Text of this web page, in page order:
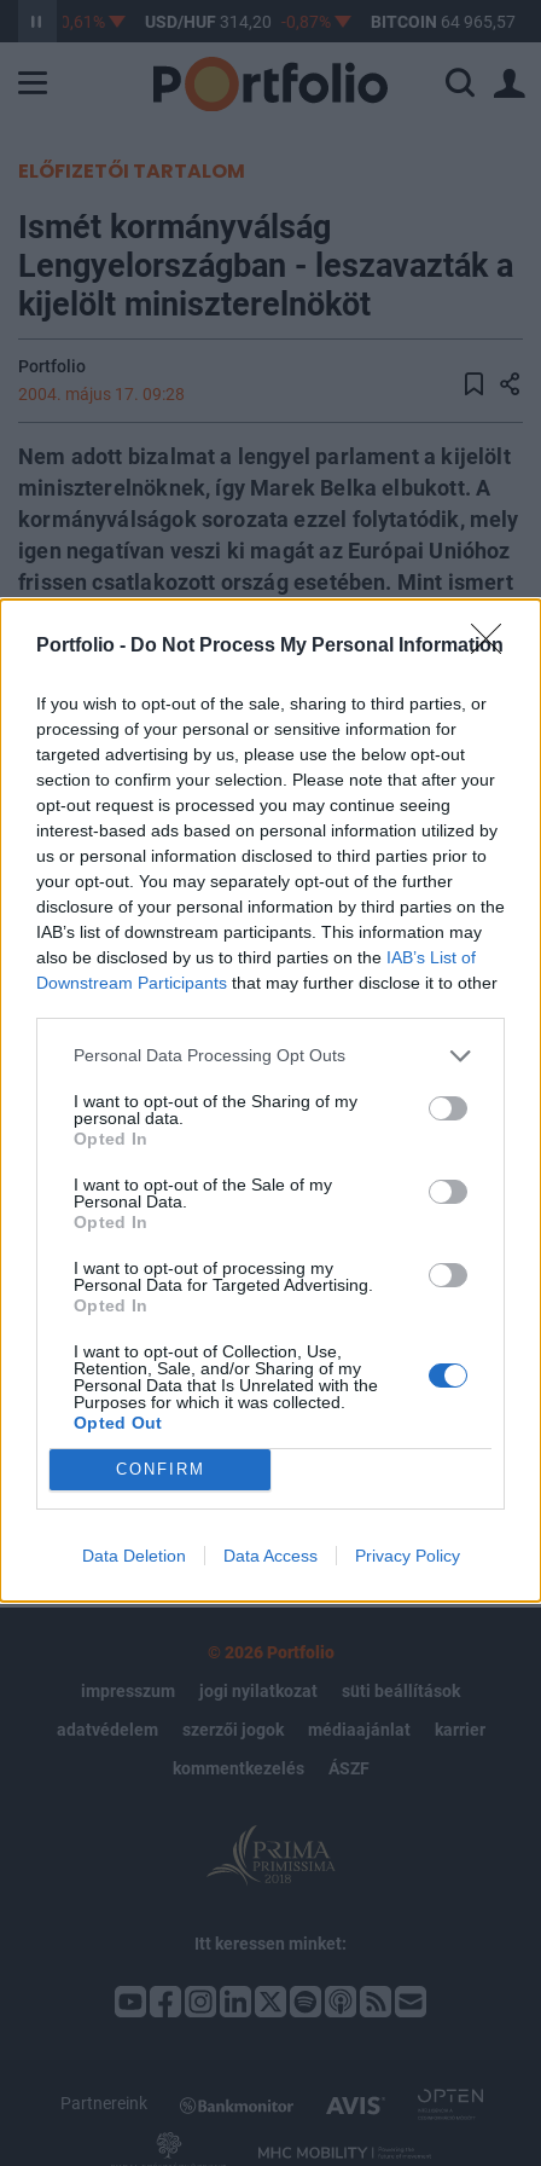
Portfolio - Do Not Process My Personal Information
If you wish to opt-out of the sale, sharing to third parties, or
processing of your personal or sensitive information for
targeted advertising by us, please use the below opt-out
section to confirm your selection. Please note that after your
opt-out request is processed you may continue seeing
interest-based ads based on personal information utilized by
us or personal information disclosed to third parties prior to
your opt-out. You may separately opt-out of the further
disclosure of your personal information by third parties on the
IAB’s list of downstream participants. This information may
also be disclosed by us to third parties on the IAB’s List of
Downstream Participants that may further disclose it to other
Personal Data Processing Opt Outs
I want to opt-out of the Sharing of my
personal data.
Opted In
I want to opt-out of the Sale of my
Personal Data.
Opted In
I want to opt-out of processing my
Personal Data for Targeted Advertising.
Opted In
I want to opt-out of Collection, Use,
Retention, Sale, and/or Sharing of my
Personal Data that Is Unrelated with the
Purposes for which it was collected.
Opted Out
CONFIRM
Data Deletion Data Access Privacy Policy
-0,61% USD/HUF 314,20 -0,87% BITCOIN 64 965,57
ELŐFIZETŐI TARTALOM
Ismét kormányválság
Lengyelországban - leszavazták a
kijelölt miniszterelnököt
Portfolio
2004. május 17. 09:28
Nem adott bizalmat a lengyel parlament a kijelölt
miniszterelnöknek, így Marek Belka elbukott. A
kormányválságok sorozata ezzel folytatódik, mely
igen negatívan veszi ki magát az Európai Unióhoz
frissen csatlakozott ország esetében. Mint ismert
csatlakozás másnapján, május 2-án adta fel
gazdaságnak, a nemzeti valutának és félő, hogy az
ország nem tudja megfelelően kihasználni a friss
EU-tagság nyújtotta előnyöket.
A lengyel 460 tagú parlament pénteken esti szavazásán -
amelyen a kijelölt miniszterelnök kormányának felállására
kellett volna rábólintaniuk a képviselőknek - 260:188
arányban leszavazták Marek Belka kormányfői
kinevezését. A Világgazdaság a Bank of America
Londonban működő feltörekvő piaci kutatócsoportjának
vezetőjét idézve kiemeli, hogy a varsói kormány "fiskális...
A keresett cikk a portfolio.hu hírarchívumához
tartozik, melynek olvasása előfizetéses
regisztrációhoz kötött.
Az előfizetés a következőket tartalmazza:
Kötéslisták: BÉT elmúlt 2 év napon belüli
kötéslistái
Előfizetés
MÁR ELŐFIZETŐNK VAGY?
© 2026 Portfolio
impresszum
jogi nyilatkozat
süti beállítások
adatvédelem
szerzői jogok médiaajánlat
karrier
kommentkezelés
ÁSZF
Itt keressen minket:
Partnereink